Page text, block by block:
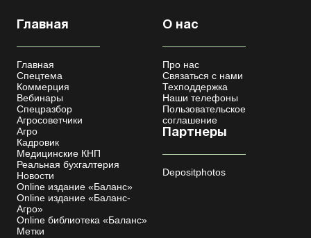
Главная
Главная
Спецтема
Коммерция
Вебинары
Спецразбор
Агросоветчики
Агро
Кадровик
Медицинские КНП
Реальная бухгалтерия
Новости
Online издание «Баланс»
Online издание «Баланс-
Агро»
Online библиотека «Баланс»
Метки
О нас
Про нас
Связаться с нами
Техподдержка
Наши телефоны
Пользовательское
соглашение
Партнеры
Depositphotos